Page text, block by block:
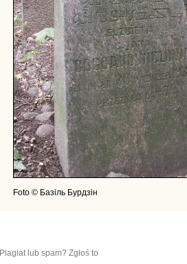
Foto © Базіль Бурдзін
Plagiat lub spam? Zgłoś to